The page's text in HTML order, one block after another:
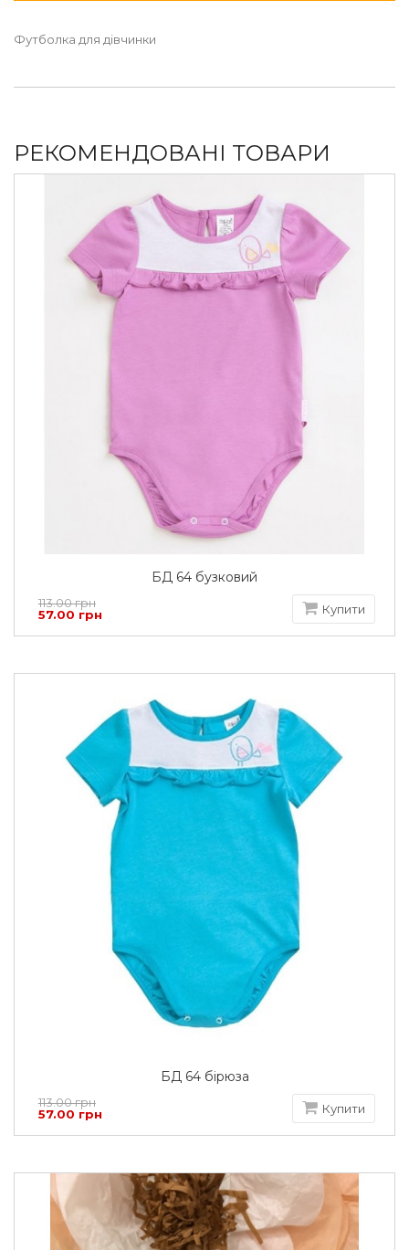
Футболка для дівчинки
РЕКОМЕНДОВАНІ ТОВАРИ
БД 64 бузковий
113.00 грн
57.00 грн
Купити
БД 64 бірюза
113.00 грн
57.00 грн
Купити